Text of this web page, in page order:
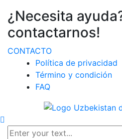
¿Necesita
contactarnos!
CONTACTO
Política de privacidad
Término y condición
FAQ